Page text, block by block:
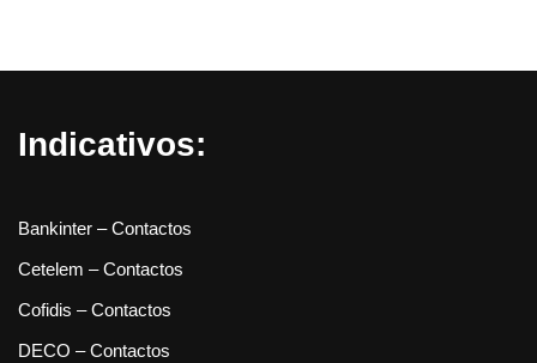
Indicativos:
Bankinter – Contactos
Cetelem – Contactos
Cofidis – Contactos
DECO – Contactos